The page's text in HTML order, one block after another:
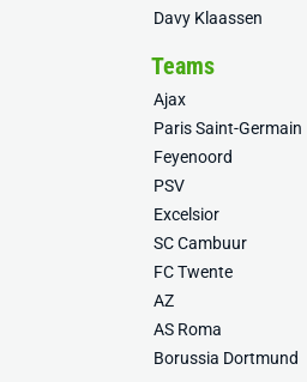
Davy Klaassen
Teams
Ajax
Paris Saint-Germain
Feyenoord
PSV
Excelsior
SC Cambuur
FC Twente
AZ
AS Roma
Borussia Dortmund